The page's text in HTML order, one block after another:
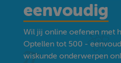
eenvoudig
Wil jij online oefenen met
Optellen tot 500 -
wiskunde onderwerpen